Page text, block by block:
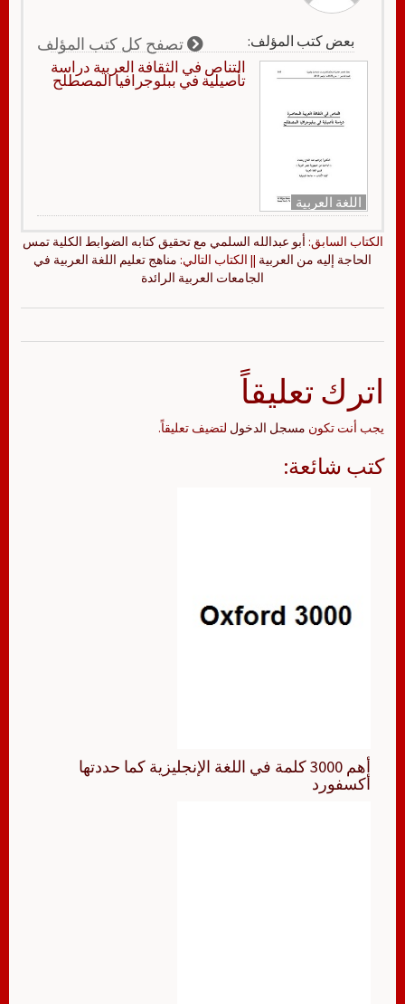
بعض كتب المؤلف: تصفح كل كتب المؤلف
اللغة العربية
التناص في الثقافة العربية دراسة
تأصيلية في ببلوجرافيا المصطلح
الكتاب السابق: أبو عبدالله السلمي مع تحقيق كتابه الضوابط الكلية تمس
الحاجة إليه من العربية || الكتاب التالي: مناهج تعليم اللغة العربية في
الجامعات العربية الرائدة
اترك تعليقاً
يجب أنت تكون مسجل الدخول لتضيف تعليقاً.
كتب شائعة:
أهم 3000 كلمة في اللغة الإنجليزية كما حددتها
أكسفورد